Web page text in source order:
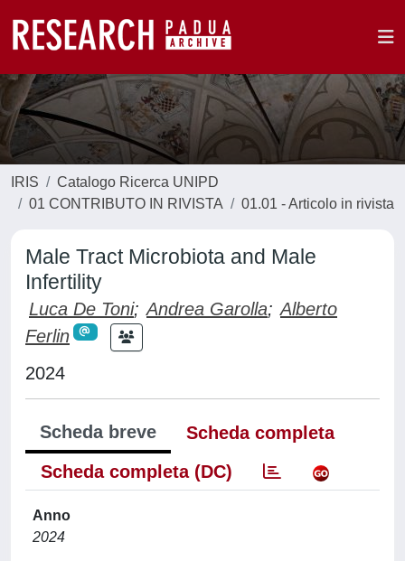
IRIS
Catalogo Ricerca UNIPD
01 CONTRIBUTO IN RIVISTA
01.01 - Articolo in rivista
Male Tract Microbiota and Male
Infertility
Luca De Toni; Andrea Garolla; Alberto
Ferlin
2024
Scheda breve
Scheda completa
Scheda completa (DC)
Anno
2024